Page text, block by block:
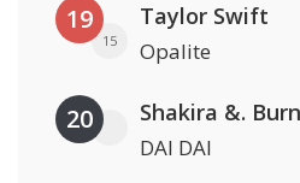
19
15
Taylor Swift
Opalite
20 Shakira &.
DAI DAI